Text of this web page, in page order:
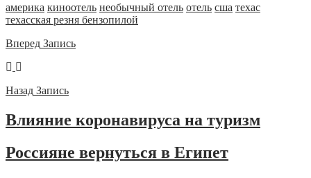
америка киноотель необычный отель отель сша техас
техасская резня бензопилой
Вперед Запись
Назад Запись
Влияние коронавируса на туризм
Россияне вернуться в Египет